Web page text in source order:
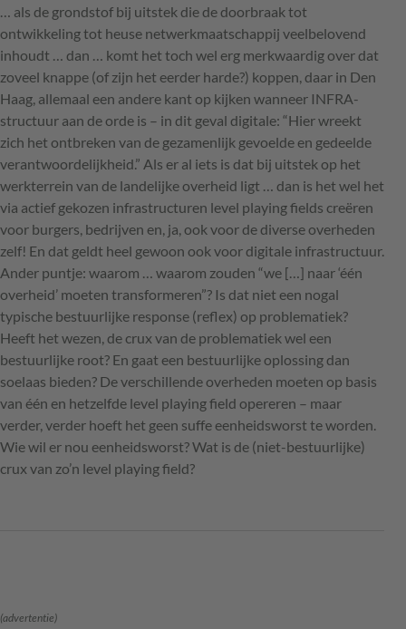
… als de grondstof bij uitstek die de doorbraak tot
ontwikkeling tot heuse netwerkmaatschappij veelbelovend
inhoudt … dan … komt het toch wel erg merkwaardig over dat
zoveel knappe (of zijn het eerder harde?) koppen, daar in Den
Haag, allemaal een andere kant op kijken wanneer INFRA-
structuur aan de orde is – in dit geval digitale: “Hier wreekt
zich het ontbreken van de gezamenlijk gevoelde en gedeelde
verantwoordelijkheid.” Als er al iets is dat bij uitstek op het
werkterrein van de landelijke overheid ligt … dan is het wel het
via actief gekozen infrastructuren level playing fields creëren
voor burgers, bedrijven en, ja, ook voor de diverse overheden
zelf! En dat geldt heel gewoon ook voor digitale infrastructuur.
Ander puntje: waarom … waarom zouden “we […] naar ‘één
overheid’ moeten transformeren”? Is dat niet een nogal
typische bestuurlijke response (reflex) op problematiek?
Heeft het wezen, de crux van de problematiek wel een
bestuurlijke root? En gaat een bestuurlijke oplossing dan
soelaas bieden? De verschillende overheden moeten op basis
van één en hetzelfde level playing field opereren – maar
verder, verder hoeft het geen suffe eenheidsworst te worden.
Wie wil er nou eenheidsworst? Wat is de (niet-bestuurlijke)
crux van zo’n level playing field?
(advertentie)